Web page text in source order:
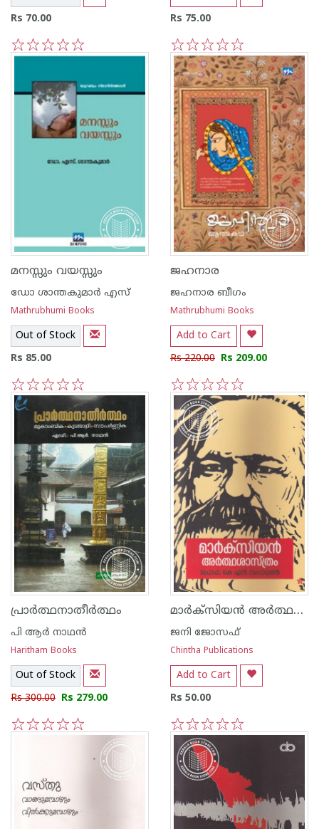
Rs 70.00
5
4
3
2
1
Rs 75.00
5
4
3
2
1
മനസ്സും വയസ്സും
ഡോ ശാന്തകുമാര്‍ എസ്
Mathrubhumi Books
Out of Stock
Rs 85.00
5
4
3
2
1
ജഹനാര
ജഹനാര ബീഗം
Mathrubhumi Books
Add to Cart
Rs 220.00 Rs 209.00
5
4
3
2
1
പ്രാര്‍ത്ഥനാതീര്‍ത്ഥം
പി ആര്‍ നാഥന്‍
Haritham Books
Out of Stock
Rs 300.00 Rs 279.00
മാര്‍ക്സിയന്‍ അര്‍ത്ഥശാസ്ത്രം
ജനി ജോസഫ്
Chintha Publications
Add to Cart
Rs 50.00
5
4
3
2
1